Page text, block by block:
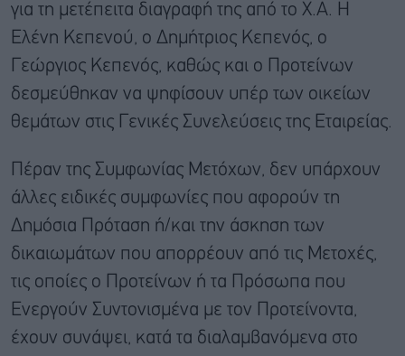
για τη μετέπειτα διαγραφή της από το Χ.Α. Η
Ελένη Κεπενού, ο Δημήτριος Κεπενός, ο
Γεώργιος Κεπενός, καθώς και ο Προτείνων
δεσμεύθηκαν να ψηφίσουν υπέρ των οικείων
θεμάτων στις Γενικές Συνελεύσεις της Εταιρείας.
Πέραν της Συμφωνίας Μετόχων, δεν υπάρχουν
άλλες ειδικές συμφωνίες που αφορούν τη
Δημόσια Πρόταση ή/και την άσκηση των
δικαιωμάτων που απορρέουν από τις Μετοχές,
τις οποίες ο Προτείνων ή τα Πρόσωπα που
Ενεργούν Συντονισμένα με τον Προτείνοντα,
έχουν συνάψει, κατά τα διαλαμβανόμενα στο